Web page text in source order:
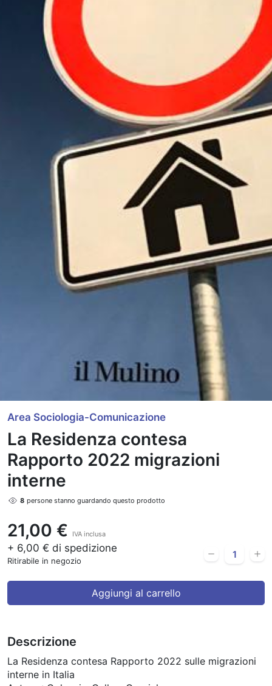
Area Sociologia-Comunicazione
La Residenza contesa
Rapporto 2022 migrazioni
interne
8 persone stanno guardando questo prodotto
21,00 € IVA inclusa
+ 6,00 € di spedizione
Ritirabile in negozio
Aggiungi al carrello
Descrizione
La Residenza contesa Rapporto 2022 sulle migrazioni
interne in Italia